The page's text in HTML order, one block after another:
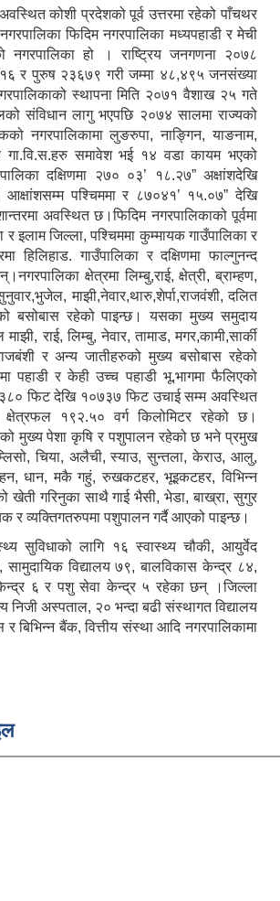
अवस्थित कोशी प्रदेशको पूर्व उत्तरमा रहेको पाँचथर
फिदिम नगरपालिका मध्यपहाडी र मेची
नगरपालिका हो । राष्ट्रिय जनगणना २०७८
र पुरुष २३६७९ गरी जम्मा ४८,४९५ जनसंख्या
स्थापना मिति २०७१ ‍वैशाख २५ गते
संविधान लागु भएपछि २०७४ सालमा राज्यको
नगरपालिकामा लुङरुपा, नाङ्गिन, याङनाम,
गा.वि.स.हरु समावेश भई १४ वडा कायम भएको
दक्षिणमा २७० ०३’ १८.२७” अक्षांशदेखि
आक्षांशसम्म पश्चिममा र ८७०४१’ १५.०७” देखि
अवस्थित छ।फिदिम नगरपालिकाको पूर्वमा
इलाम जिल्ला, पश्चिममा कुम्मायक गाउँपालिका र
हिलिहाड. गाउँपालिका र दक्षिणमा फाल्गुनन्द
क्षेत्रमा लिम्बु,राई, क्षेत्री, ब्राम्हण,
माझी,नेवार,थारु,शेर्पा,राजवंशी, दलित
बसोबास रहेको पाइन्छ। यसका मुख्य समुदाय
राई, लिम्बु, नेवार, तामाड, मगर,कामी,सार्की
र अन्य जातीहरुको मुख्य बसोबास रहेको
पहाडी र केही उच्च पहाडी भू.भागमा फैलिएको
फिट देखि १०७३७ फिट उचाई सम्म अवस्थित
क्षेत्रफल १९२.५० वर्ग किलोमिटर रहेको छ।
मुख्य पेशा कृषि र पशुपालन रहेको छ भने प्रमुख
चिया, अलैची, स्याउ, सुन्तला, केराउ, आलु,
धान, मकै गहुं, रुखकटहर, भूइकटहर, विभिन्न
खेती गरिनुका साथै गाई भैसी, भेडा, बाख्रा, सुगुर
र व्यक्तिगतरुपमा पशुपालन गर्दै आएको पाइन्छ।
सुविधाको लागि १६ स्वास्थ्य चौकी, आयुर्वेद
विद्यालय ७९, बालविकास केन्द्र ८४,
६ र पशु सेवा केन्द्र ५ रहेका छन् ।जिल्ला
अस्पताल, २० भन्दा बढी संस्थागत विद्यालय
र बिभिन्न बैंक, वित्तीय संस्था आदि नगरपालिकामा